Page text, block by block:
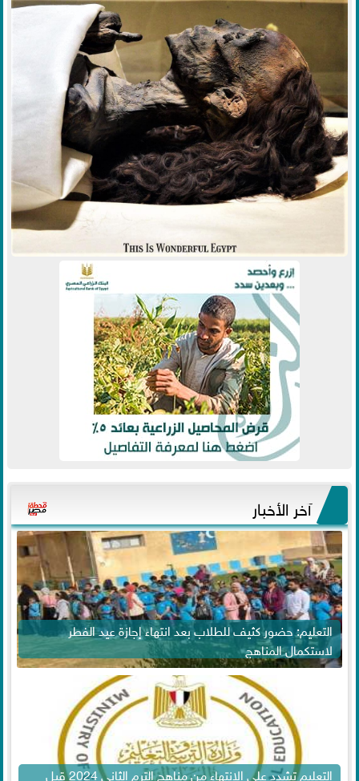
آخر الأخبار
التعليم: حضور كثيف للطلاب بعد انتهاء إجازة عيد الفطر
لاستكمال المناهج
التعليم تشدد على الانتهاء من مناهج الترم الثاني 2024 قبل